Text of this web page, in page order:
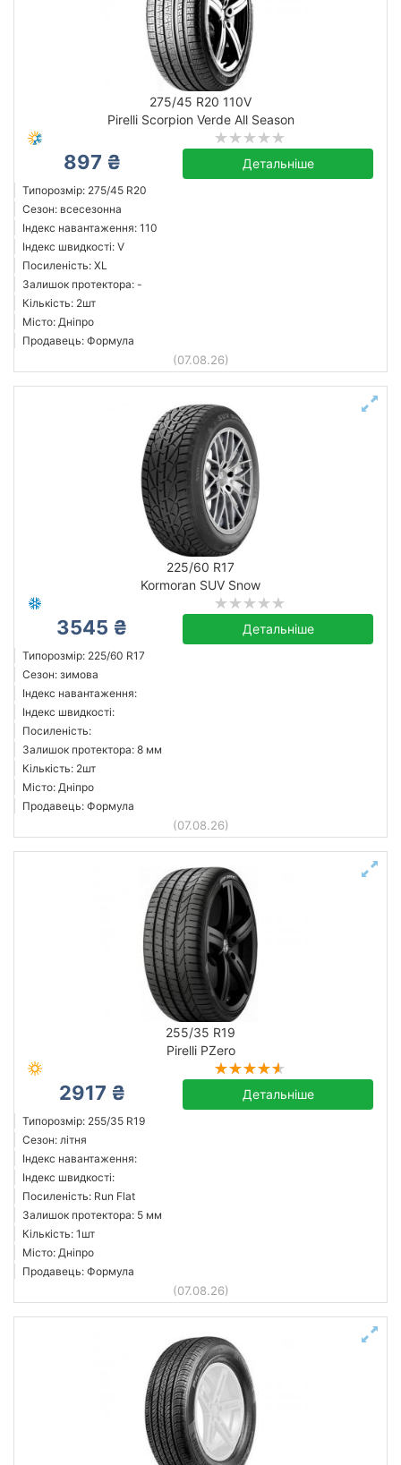
275/45 R20 110V
Pirelli Scorpion Verde All Season
897 ₴ Детальніше
Типорозмір: 275/45 R20
Сезон: всесезонна
Індекс навантаження: 110
Індекс швидкості: V
Посиленість: XL
Залишок протектора: -
Кількість: 2шт
Місто: Дніпро
Продавець: Формула
(07.08.26)
225/60 R17
Kormoran SUV Snow
3545 ₴ Детальніше
Типорозмір: 225/60 R17
Сезон: зимова
Індекс навантаження:
Індекс швидкості:
Посиленість:
Залишок протектора: 8 мм
Кількість: 2шт
Місто: Дніпро
Продавець: Формула
(07.08.26)
255/35 R19
Pirelli PZero
2917 ₴ Детальніше
Типорозмір: 255/35 R19
Сезон: літня
Індекс навантаження:
Індекс швидкості:
Посиленість: Run Flat
Залишок протектора: 5 мм
Кількість: 1шт
Місто: Дніпро
Продавець: Формула
(07.08.26)